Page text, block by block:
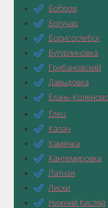
Бобров
Богучар
Борисоглебск
Бутурлиновка
Грибановский
Давыдовка
Елань-
Елец
Калач
Каменка
Кантемировка
Латная
Лиски
Нижний Кисляй